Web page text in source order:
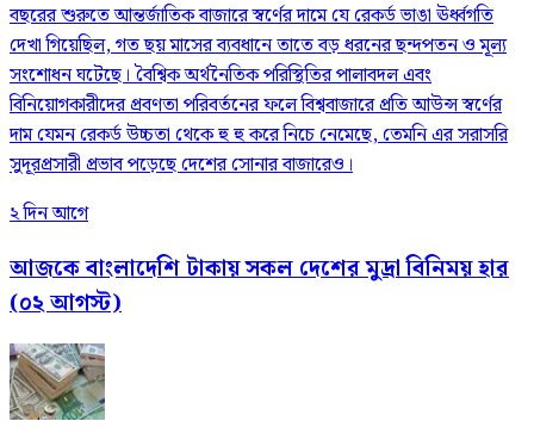
বছরের শুরুতে আন্তর্জাতিক বাজারে স্বর্ণের দামে যে রেকর্ড ভাঙা ঊর্ধ্বগতি
দেখা গিয়েছিল, গত ছয় মাসের ব্যবধানে তাতে বড় ধরনের ছন্দপতন ও মূল্য
সংশোধন ঘটেছে। বৈশ্বিক অর্থনৈতিক পরিস্থিতির পালাবদল এবং
বিনিয়োগকারীদের প্রবণতা পরিবর্তনের ফলে বিশ্ববাজারে প্রতি আউন্স স্বর্ণের
দাম যেমন রেকর্ড উচ্চতা থেকে হু হু করে নিচে নেমেছে, তেমনি এর সরাসরি
সুদূরপ্রসারী প্রভাব পড়েছে দেশের সোনার বাজারেও।
২ দিন আগে
আজকে বাংলাদেশি টাকায় সকল দেশের মুদ্রা বিনিময় হার
(০২ আগস্ট)